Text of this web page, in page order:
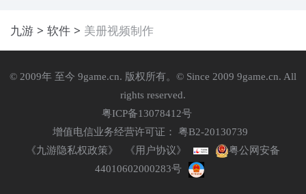
九游 软件 美册视频制作
© 2009年 至今 9game.cn. 版权所有。© Since 2009 9game.cn. All
rights reserved.
粤ICP备13078412号
增值电信业务经营许可证： 粤B2-20130739
《九游隐私权政策》
《用户协议》
粤公网安备
44010602000283号